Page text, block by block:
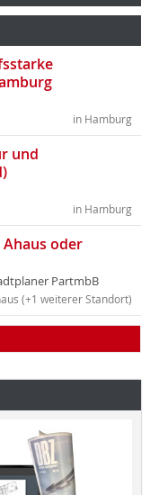
in Hamburg
und
in Hamburg
oder
PartmbB
(+1 weiterer Standort)